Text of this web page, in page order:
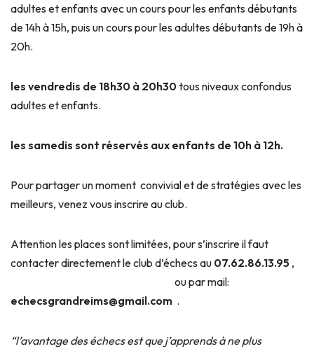
adultes et enfants avec un cours pour les enfants débutants
de 14h à 15h, puis un cours pour les adultes débutants de 19h à
20h.
les vendredis de 18h30 à 20h30tous niveaux confondus
adultes et enfants.
les samedis sont réservés aux enfants de 10h à 12h.
Pour partager un moment convivial et de stratégies avec les
meilleurs, venez vous inscrire au club.
Attention les places sont limitées, pour s’inscrire il faut
contacter directement le club d’échecs au 07.62.86.13.95 ,
ou par mail:
echecsgrandreims@gmail.com .
“l’avantage des échecs est que j’apprends à ne plus